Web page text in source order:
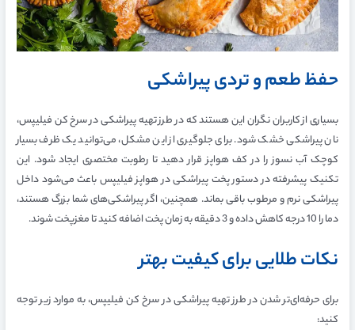
حفظ طعم و تردی پیراشکی
بسیاری از کاربران نگران این هستند که در طرز تهیه پیراشکی در سرخ کن فیلیپس،
نان پیراشکی خشک شود. برای جلوگیری از این مشکل، می‌توانید یک ظرف بسیار
کوچک آب نسوز را در کف هواپز قرار دهید تا رطوبت مختصری ایجاد شود. این
تکنیک پیشرفته در دستور پخت پیراشکی در هواپز فیلیپس باعث می‌شود داخل
پیراشکی نرم و مرطوب باقی بماند. همچنین، اگر پیراشکی‌های شما بزرگ هستند،
دما را 10 درجه کاهش داده و 3 دقیقه به زمان پخت اضافه کنید تا مغزپخت شوند.
نکات طلایی برای کیفیت بهتر
برای حرفه‌ای‌تر شدن در طرز تهیه پیراشکی در سرخ کن فیلیپس، به موارد زیر توجه
کنید: